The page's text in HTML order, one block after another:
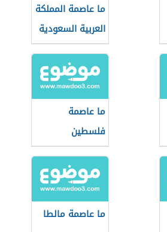
ما عاصمة المملكة
العربية السعودية
ما عاصمة
فلسطين
ما عاصمة مالطا